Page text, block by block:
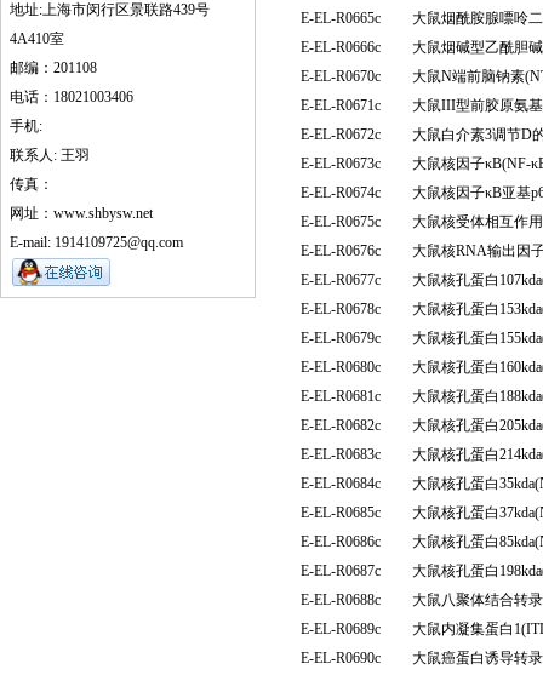
地址:上海市闵行区景联路439号
4A410室
邮编：201108
电话：18021003406
手机:
联系人: 王羽
传真：
网址：www.shbysw.net
E-mail: 1914109725@qq.com
E-EL-R0665c
大鼠烟酰胺腺嘌呤
E-EL-R0666c
大鼠烟碱型乙酰胆
E-EL-R0670c
大鼠N端前脑钠素
E-EL-R0671c
大鼠III型前胶原氨
E-EL-R0672c
大鼠白介素3调节D
E-EL-R0673c
大鼠核因子κB(NF-
E-EL-R0674c
大鼠核因子κB亚基
E-EL-R0675c
大鼠核受体相互作
E-EL-R0676c
大鼠核RNA输出因
E-EL-R0677c
大鼠核孔蛋白
E-EL-R0678c
大鼠核孔蛋白
E-EL-R0679c
大鼠核孔蛋白
E-EL-R0680c
大鼠核孔蛋白
E-EL-R0681c
大鼠核孔蛋白
E-EL-R0682c
大鼠核孔蛋白
E-EL-R0683c
大鼠核孔蛋白
E-EL-R0684c
大鼠核孔蛋白
E-EL-R0685c
大鼠核孔蛋白
E-EL-R0686c
大鼠核孔蛋白
E-EL-R0687c
大鼠核孔蛋白
E-EL-R0688c
大鼠八聚体结合转
E-EL-R0689c
大鼠内凝集蛋白
E-EL-R0690c
大鼠癌蛋白诱导转